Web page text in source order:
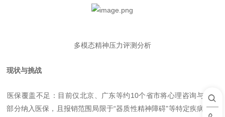
多模态精神压力评测分析
现状与挑战
医保覆盖不足 ：目前仅北京、广东等约10个省市将心理咨询与治疗
部分纳入医保，且报销范围局限于“器质性精神障碍"等特定疾病，青